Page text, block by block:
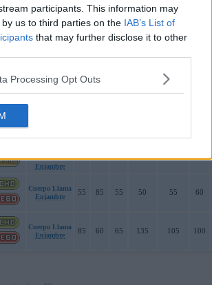
participants. This information may
us to third parties on the IAB’s List of
that may further disclose it to other
Processing Opt Outs
Enjambre 62 45 55
como Habilidad Oculta:
Habilidades
Estadísticas
Def.Esp
Nerviosismo
Enjambre
Cuerpo Llama
Enjambre
55 85 55 50 55 60
Cuerpo Llama
Enjambre
85 60 65 135 105 100